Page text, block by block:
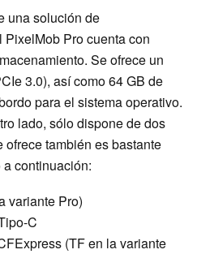
una solución de
Pro cuenta con
Se ofrece un
3.0), así como 64 GB de
para el sistema operativo.
lado, sólo dispone de dos
ofrece también es bastante
continuación:
variante Pro)
C
(TF en la variante